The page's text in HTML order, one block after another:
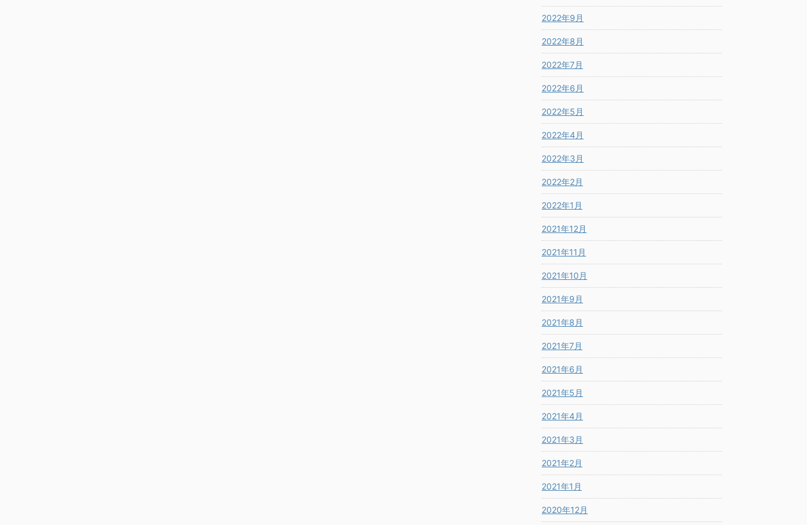
2022年9月
2022年8月
2022年7月
2022年6月
2022年5月
2022年4月
2022年3月
2022年2月
2022年1月
2021年12月
2021年11月
2021年10月
2021年9月
2021年8月
2021年7月
2021年6月
2021年5月
2021年4月
2021年3月
2021年2月
2021年1月
2020年12月